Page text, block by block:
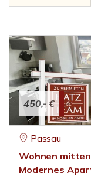
450,- €
Passau
Wohnen
Modernes